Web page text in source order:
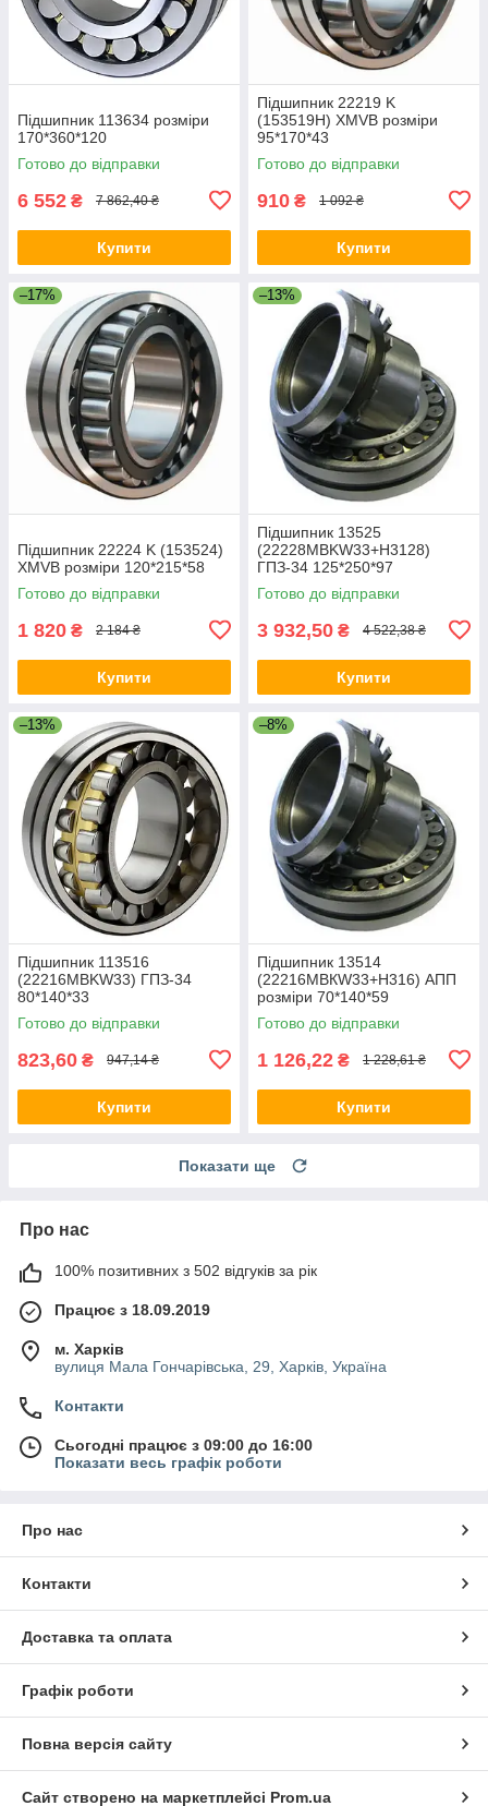
Підшипник 113634 розміри
170*360*120
Готово до відправки
6 552 ₴ 7 862,40 ₴
Купити
Підшипник 22219 K
(153519H) XMVB розміри
95*170*43
Готово до відправки
910 ₴ 1 092 ₴
Купити
–17%
Підшипник 22224 K (153524)
XMVB розміри 120*215*58
Готово до відправки
1 820 ₴ 2 184 ₴
Купити
–13%
Підшипник 13525
(22228MBKW33+Н3128)
ГПЗ-34 125*250*97
Готово до відправки
3 932,50 ₴ 4 522,38 ₴
Купити
–13%
Підшипник 113516
(22216MBKW33) ГПЗ-34
80*140*33
Готово до відправки
823,60 ₴ 947,14 ₴
Купити
–8%
Підшипник 13514
(22216MBКW33+Н316) АПП
розміри 70*140*59
Готово до відправки
1 126,22 ₴ 1 228,61 ₴
Купити
Показати ще
Про нас
100% позитивних з 502 відгуків за рік
Працює з 18.09.2019
м. Харків
вулиця Мала Гончарівська, 29, Харків, Україна
Контакти
Сьогодні працює з 09:00 до 16:00
Показати весь графік роботи
Про нас
Контакти
Доставка та оплата
Графік роботи
Повна версія сайту
Сайт створено на маркетплейсі Prom.ua